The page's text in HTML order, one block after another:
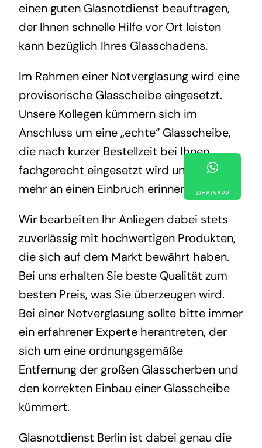
einen guten Glasnotdienst beauftragen,
der Ihnen schnelle Hilfe vor Ort leisten
kann bezüglich Ihres Glasschadens.
Im Rahmen einer Notverglasung wird eine
provisorische Glasscheibe eingesetzt.
Unsere Kollegen kümmern sich im
Anschluss um eine „echte“ Glasscheibe,
die nach kurzer Bestellzeit bei Ihnen
fachgerecht eingesetzt wird und nichts
mehr an einen Einbruch erinnert.
Wir bearbeiten Ihr Anliegen dabei stets
zuverlässig mit hochwertigen Produkten,
die sich auf dem Markt bewährt haben.
Bei uns erhalten Sie beste Qualität zum
besten Preis, was Sie überzeugen wird.
Bei einer Notverglasung sollte bitte immer
ein erfahrener Experte herantreten, der
sich um eine ordnungsgemäße
Entfernung der großen Glasscherben und
den korrekten Einbau einer Glasscheibe
kümmert.
Glasnotdienst Berlin ist dabei genau die
WHATSAPP